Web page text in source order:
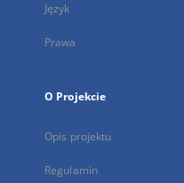
Język
Prawa
O Projekcie
Opis projektu
Regulamin